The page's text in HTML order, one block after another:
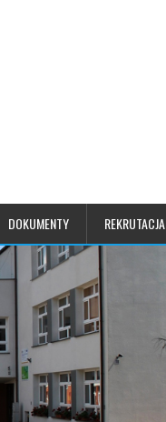
DOKUMENTY REKRUTACJA